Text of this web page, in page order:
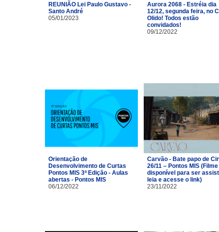
REUNIÃO Lei Paulo Gustavo -
Santo André
05/01/2023
Aurora 2068 - Estréia dia
12/12, segunda feira, no
Olido! Todos estão
convidados!
09/12/2022
Orientação de
Desenvolvimento de Curtas
Pontos MIS 3ª Edição - Aulas
abertas - Pontos MIS
06/12/2022
Carvão - Bate papo de
26/11 – Pontos MIS (Filme
disponível para ser
leia e acesse o link)
23/11/2022